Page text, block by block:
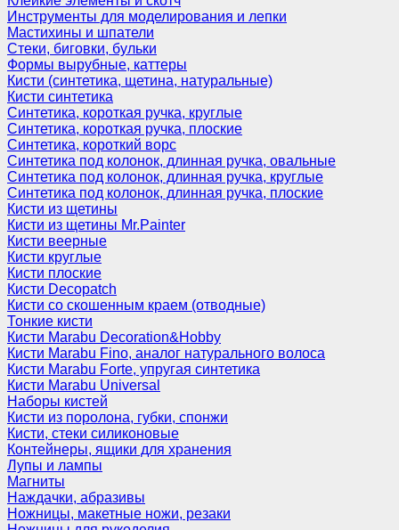
Инструменты для моделирования и лепки
Мастихины и шпатели
Стеки, биговки, бульки
Формы вырубные, каттеры
Кисти (синтетика, щетина, натуральные)
Кисти синтетика
Синтетика, короткая ручка, круглые
Синтетика, короткая ручка, плоские
Синтетика, короткий ворс
Синтетика под колонок, длинная ручка, овальные
Синтетика под колонок, длинная ручка, круглые
Синтетика под колонок, длинная ручка, плоские
Кисти из щетины
Кисти из щетины Mr.Painter
Кисти веерные
Кисти круглые
Кисти плоские
Кисти Decopatch
Кисти со скошенным краем (отводные)
Тонкие кисти
Кисти Marabu Decoration&Hobby
Кисти Marabu Fino, аналог натурального волоса
Кисти Marabu Forte, упругая синтетика
Кисти Marabu Universal
Наборы кистей
Кисти из поролона, губки, спонжи
Кисти, стеки силиконовые
Контейнеры, ящики для хранения
Лупы и лампы
Магниты
Наждачки, абразивы
Ножницы, макетные ножи, резаки